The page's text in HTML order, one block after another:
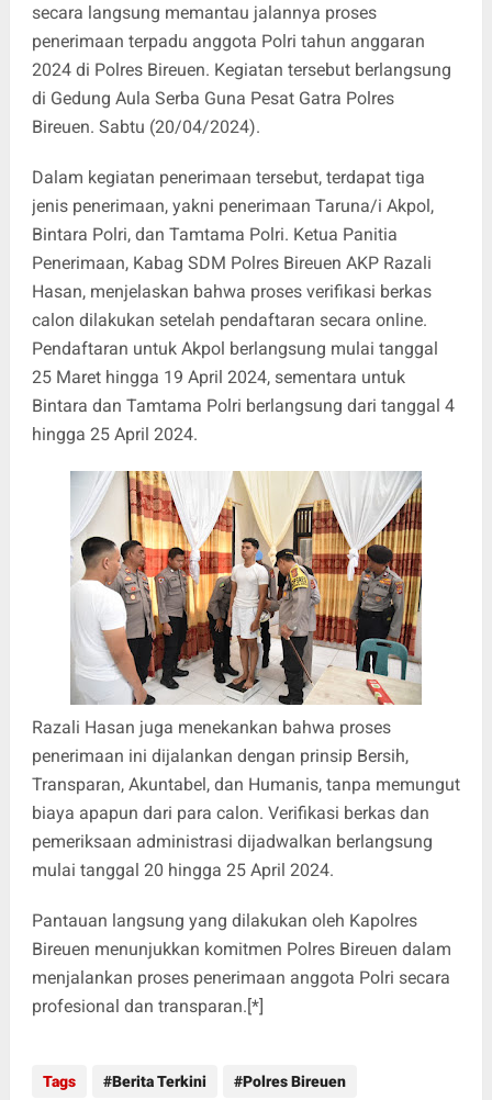
secara langsung memantau jalannya proses
penerimaan terpadu anggota Polri tahun anggaran
2024 di Polres Bireuen. Kegiatan tersebut berlangsung
di Gedung Aula Serba Guna Pesat Gatra Polres
Bireuen. Sabtu (20/04/2024).
Dalam kegiatan penerimaan tersebut, terdapat tiga
jenis penerimaan, yakni penerimaan Taruna/i Akpol,
Bintara Polri, dan Tamtama Polri. Ketua Panitia
Penerimaan, Kabag SDM Polres Bireuen AKP Razali
Hasan, menjelaskan bahwa proses verifikasi berkas
calon dilakukan setelah pendaftaran secara online.
Pendaftaran untuk Akpol berlangsung mulai tanggal
25 Maret hingga 19 April 2024, sementara untuk
Bintara dan Tamtama Polri berlangsung dari tanggal 4
hingga 25 April 2024.
Razali Hasan juga menekankan bahwa proses
penerimaan ini dijalankan dengan prinsip Bersih,
Transparan, Akuntabel, dan Humanis, tanpa memungut
biaya apapun dari para calon. Verifikasi berkas dan
pemeriksaan administrasi dijadwalkan berlangsung
mulai tanggal 20 hingga 25 April 2024.
Pantauan langsung yang dilakukan oleh Kapolres
Bireuen menunjukkan komitmen Polres Bireuen dalam
menjalankan proses penerimaan anggota Polri secara
profesional dan transparan.[*]
Tags Berita Terkini Polres Bireuen